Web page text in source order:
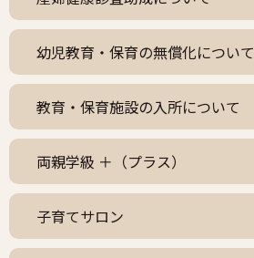
幼児教育・保育の無償化について
教育・保育施設の入所について
両親学級 ＋（プラス）
子育てサロン